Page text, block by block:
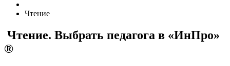
Чтение
Чтение. Выбрать педагога в «ИнПро»
®